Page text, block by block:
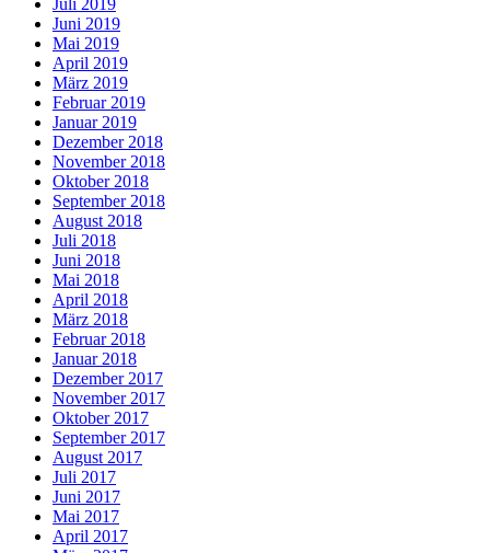
Juli 2019
Juni 2019
Mai 2019
April 2019
März 2019
Februar 2019
Januar 2019
Dezember 2018
November 2018
Oktober 2018
September 2018
August 2018
Juli 2018
Juni 2018
Mai 2018
April 2018
März 2018
Februar 2018
Januar 2018
Dezember 2017
November 2017
Oktober 2017
September 2017
August 2017
Juli 2017
Juni 2017
Mai 2017
April 2017